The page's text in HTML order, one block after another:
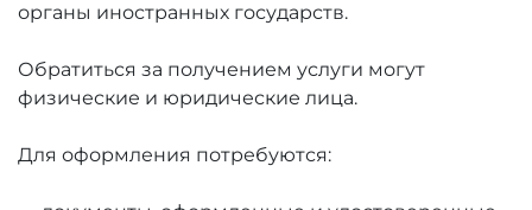
органы иностранных государств.
Обратиться за получением услуги могут
физические и юридические лица.
Для оформления потребуются: